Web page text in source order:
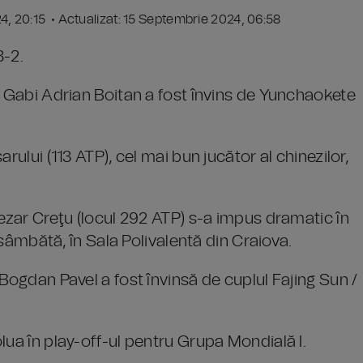
20:15 • Actualizat: 15 Septembrie 2024, 06:58
2.
Adrian Boitan a fost învins de Yunchaokete
(113 ATP), cel mai bun jucător al chinezilor,
Creţu (locul 292 ATP) s-a impus dramatic în
în Sala Polivalentă din Craiova.
Pavel a fost învinsă de cuplul Fajing Sun /
în play-off-ul pentru Grupa Mondială I.